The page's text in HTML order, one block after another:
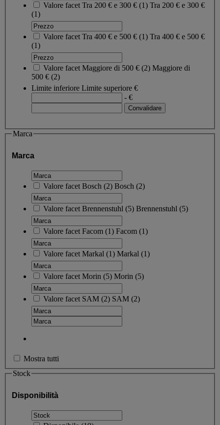
Valore facet Tra 200 € e 300 € (1) Tra 200 € e 300 €
(1)
Valore facet Tra 400 € e 500 € (1) Tra 400 € e 500 €
(1)
Valore facet Maggiore di 500 € (2) Maggiore di
500 € (2)
Limite inferiore Limite superiore €
- €
Marca
Marca
Valore facet Bosch (2) Bosch (2)
Valore facet Brennenstuhl (5) Brennenstuhl (5)
Valore facet Facom (1) Facom (1)
Valore facet Markal (1) Markal (1)
Valore facet Morin (5) Morin (5)
Valore facet SAM (2) SAM (2)
Mostra tutti
Stock
Disponibilità